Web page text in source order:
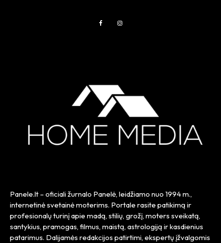
Panele.lt – oficiali žurnalo Panelė, leidžiamo nuo 1994 m.,
internetinė svetainė moterims. Portale rasite patikimą ir
profesionalų turinį apie madą, stilių, grožį, moters sveikatą,
santykius, pramogas, filmus, maistą, astrologiją ir kasdienius
patarimus. Dalijamės redakcijos patirtimi, ekspertų įžvalgomis